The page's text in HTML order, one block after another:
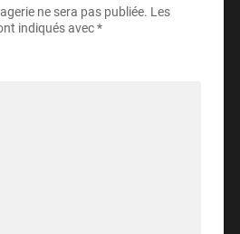
ne sera pas publiée. Les
indiqués avec*